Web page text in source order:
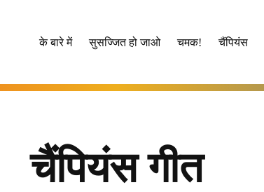
के बारे में सुसज्जित हो जाओ चमक! चैंपियंस
चैंपियंस गीत